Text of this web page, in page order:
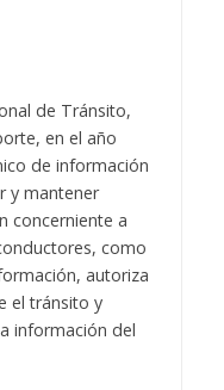
de Tránsito,
en el año
de información
y mantener
concerniente a
como
autoriza
el tránsito y
información del